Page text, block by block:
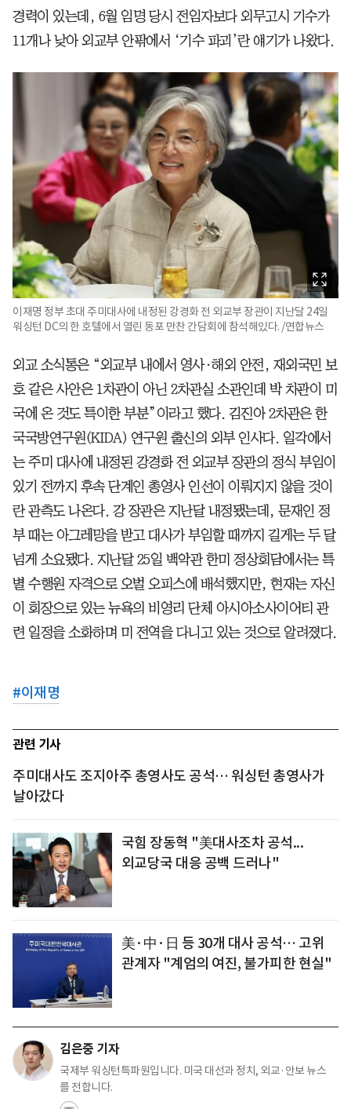
경력이 있는데, 6월 임명 당시 전임자보다 외무고시 기수가
11개나 낮아 외교부 안팎에서 ‘기수 파괴’란 얘기가 나왔다.
이재명 정부 초대 주미대사에 내정된 강경화 전 외교부 장관이 지난달 24일
워싱턴 DC의 한 호텔에서 열린 동포 만찬 간담회에 참석해있다. /연합뉴스
외교 소식통은 “외교부 내에서 영사·해외 안전, 재외국민 보
호 같은 사안은 1차관이 아닌 2차관실 소관인데 박 차관이 미
국에 온 것도 특이한 부분”이라고 했다. 김진아 2차관은 한
국국방연구원(KIDA) 연구원 출신의 외부 인사다. 일각에서
는 주미 대사에 내정된 강경화 전 외교부 장관의 정식 부임이
있기 전까지 후속 단계인 총영사 인선이 이뤄지지 않을 것이
란 관측도 나온다. 강 장관은 지난달 내정됐는데, 문재인 정
부 때는 아그레망을 받고 대사가 부임할 때까지 길게는 두 달
넘게 소요됐다. 지난달 25일 백악관 한미 정상회담에서는 특
별 수행원 자격으로 오벌 오피스에 배석했지만, 현재는 자신
이 회장으로 있는 뉴욕의 비영리 단체 아시아소사이어티 관
련 일정을 소화하며 미 전역을 다니고 있는 것으로 알려졌다.
#이재명
관련 기사
주미대사도 조지아주 총영사도 공석… 워싱턴 총영사가
날아갔다
국힘 장동혁 "美대사조차 공석...
외교당국 대응 공백 드러나"
美·中·日 등 30개 대사 공석… 고위
관계자 "계엄의 여진, 불가피한 현실"
김은중 기자
국제부 워싱턴특파원입니다. 미국 대선과 정치, 외교·안보 뉴스
를 전합니다.